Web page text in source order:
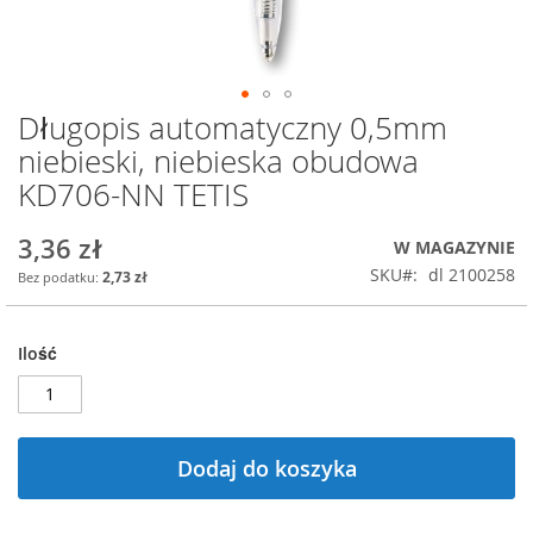
Przejdź
na
początek
galerii
Długopis automatyczny 0,5mm
niebieski, niebieska obudowa
KD706-NN TETIS
3,36 zł
2,73 zł
W MAGAZYNIE
SKU
dl 2100258
Ilość
Dodaj do koszyka